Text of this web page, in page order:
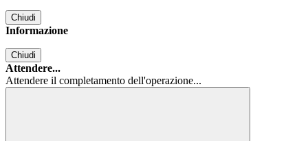
Chiudi
Informazione
Chiudi
Attendere...
Attendere il completamento dell'operazione...